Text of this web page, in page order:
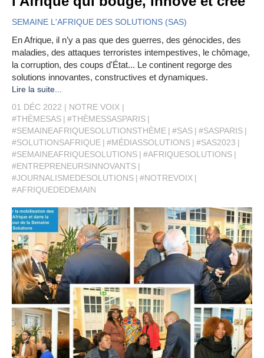
SEMAINE L'AFRIQUE DES SOLUTIONS (SAS)
En Afrique, il n’y a pas que des guerres, des génocides, des
maladies, des attaques terroristes intempestives, le chômage,
la corruption, des coups d'État... Le continent regorge des
solutions innovantes, constructives et dynamiques.
Lire la suite...
01 DÉC 2022
NOTRE VOIX
#THÈMESAS
#THÈMESSASPARIS
#SEMAINEAFRIQUESOLUTIONSTHÈME
#SAS
#SASPARIS
#SOLUTIONSAFRIQUE
#MÉDIASSOLUTIONS
#SAS2023
#SEMAINEAFRIQUESOLUTIONS
#AFRIQUESOLUTIONS
#ENTREPRENEURSINNOVANTS
#JOURNALISMEDESOLUTIONS
#NOTREVOIX
#AFRIQUEDEDEMAIN